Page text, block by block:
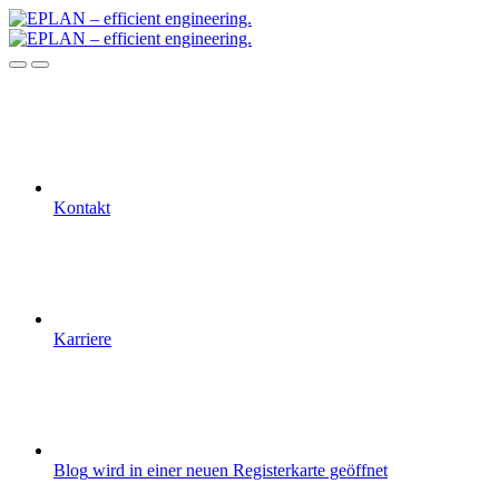
Kontakt
Karriere
Blog wird in einer neuen Registerkarte geöffnet